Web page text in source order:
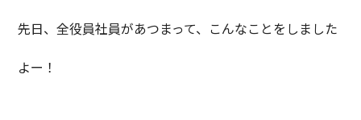
先日、全役員社員があつまって、こんなことをしました
よー！